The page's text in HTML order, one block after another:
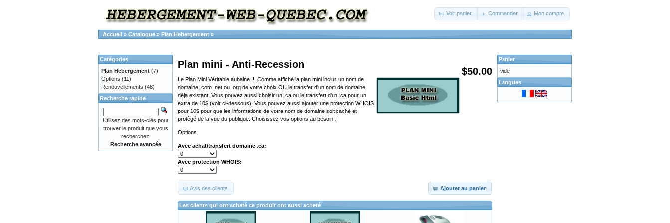
Voir panier Commander Mon compte
Accueil » Catalogue » Plan Hebergement »
$50.00
Plan mini - Anti-Recession
Le Plan Mini Véritable aubaine !!! Comme affiché la plan mini inclus un nom de
domaine .com .net ou .org de votre choix OU le transfer d'un nom de domaine
déja existant. Vous pouvez aussi choisir un .ca ou le transfert d'un .ca pour un
extra de 10$ (voir ci-dessous). Vous pouvez aussi ajouter une protection WHOIS
pour 10$ pour que les informations de votre nom de domaine soit caché et
protègé de la vue du publique. Choisissez vos options au besoin :
Options :
Avec achat/transfert domaine .ca:
Avec protection WHOIS:
Ajouter au panier
Avis des clients
Les clients qui ont acheté ce produit ont aussi acheté
Catégories
Plan Hebergement (7)
Options (11)
Renouvellements (48)
Recherche rapide
Utilisez des mots-clés pour
trouver le produit que vous
recherchez.
Recherche avancée
Panier
vide
Langues